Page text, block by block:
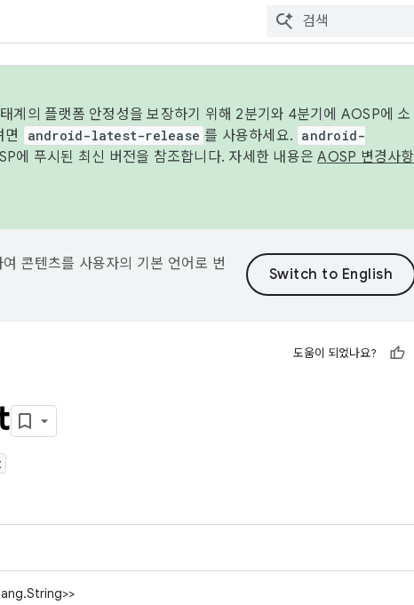
계의 플랫폼 안정성을 보장하기 위해 2분기와 4분기에 AOSP에 소
면
android-latest-release 를 사용하세요. android-
에 푸시된 최신 버전을 참조합니다. 자세한 내용은AOSP 변경사항
콘텐츠를 사용자의 기본 언어로 번
도움이 되었나요?